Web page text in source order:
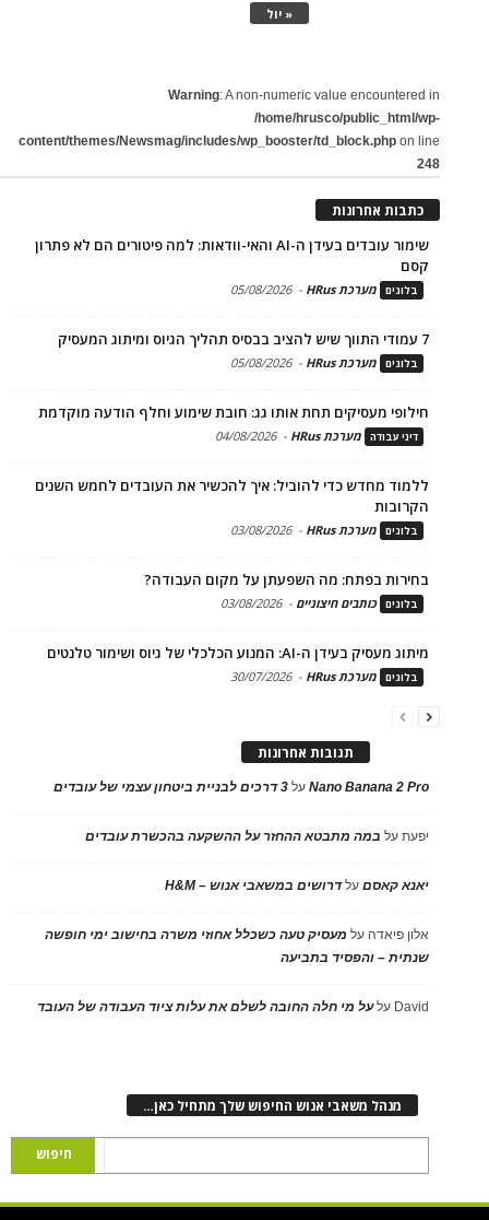
« יול
Warning: A non-numeric value encountered in
/home/hrusco/public_html/wp-
content/themes/Newsmag/includes/wp_booster/td_block.php on line
248
כתבות אחרונות
שימור עובדים בעידן ה-AI והאי-וודאות: למה פיטורים הם לא פתרון
קסם
בלוגים מערכת HRus -
05/08/2026
7 עמודי התווך שיש להציב בבסיס תהליך הגיוס ומיתוג המעסיק
בלוגים מערכת HRus -
05/08/2026
חילופי מעסיקים תחת אותו גג: חובת שימוע וחלף הודעה מוקדמת
דיני עבודה מערכת HRus -
04/08/2026
ללמוד מחדש כדי להוביל: איך להכשיר את העובדים לחמש השנים
הקרובות
בלוגים מערכת HRus -
03/08/2026
בחירות בפתח: מה השפעתן על מקום העבודה?
בלוגים כותבים חיצוניים -
03/08/2026
מיתוג מעסיק בעידן ה-AI: המנוע הכלכלי של גיוס ושימור טלנטים
בלוגים מערכת HRus -
30/07/2026
תגובות אחרונות
Nano Banana 2 Proעל 3 דרכים לבניית ביטחון עצמי של עובדים
יפעתעל במה מתבטא ההחזר על ההשקעה בהכשרת עובדים
יאנא קאסםעלדרושים במשאבי אנוש – H&M
אלון פיאדה על מעסיק טעה כשכלל אחוזי משרה בחישוב ימי חופשה
שנתית – והפסיד בתביעה
David עלעל מי חלה החובה לשלם את עלות ציוד העבודה של העובד
מנהל משאבי אנוש החיפוש שלך מתחיל כאן…